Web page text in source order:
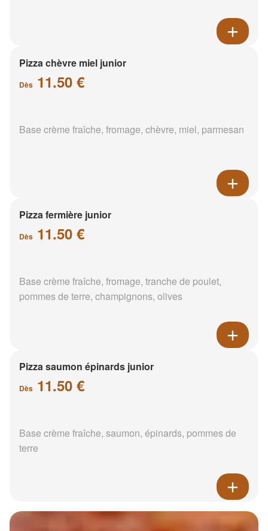
Pizza chèvre miel junior
Dès 11.50 €
Base crème fraîche, fromage, chèvre, miel, parmesan
Pizza fermière junior
Dès 11.50 €
Base crème fraîche, fromage, tranche de poulet,
pommes de terre, champignons, olives
Pizza saumon épinards junior
Dès 11.50 €
Base crème fraîche, saumon, épinards, pommes de
terre